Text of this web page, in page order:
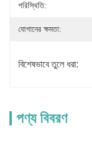
পরিস্থিতি:
যোগানের ক্ষমতা:
বিশেষভাবে তুলে ধরা:
পণ্য বিবরণ